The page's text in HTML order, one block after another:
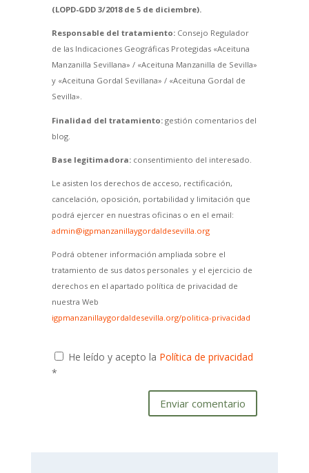
(LOPD-GDD 3/2018 de 5 de diciembre).
Responsable del tratamiento:Consejo Regulador
de las Indicaciones Geográficas Protegidas «Aceituna
Manzanilla Sevillana» / «Aceituna Manzanilla de Sevilla»
y «Aceituna Gordal Sevillana» / «Aceituna Gordal de
Sevilla».
Finalidad del tratamiento:gestión comentarios del
blog.
Base legitimadora:consentimiento del interesado.
Le asisten los derechos de acceso, rectificación,
cancelación, oposición, portabilidad y limitación que
podrá ejercer en nuestras oficinas o en el email:
admin@igpmanzanillaygordaldesevilla.org
Podrá obtener información ampliada sobre el
tratamiento de sus datos personales y el ejercicio de
derechos en el apartado política de privacidad de
nuestra Web
igpmanzanillaygordaldesevilla.org/politica-privacidad
He leído y acepto la Política de privacidad
*
Enviar comentario